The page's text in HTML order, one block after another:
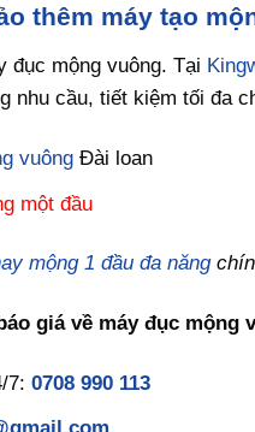
thêm máy tạo
đục mộng vuông. Tại
nhu cầu, tiết kiệm tối đa
vuôngĐài loan
một đầu
mộng 1 đầu đa năng
giá về máy đục mộng
7: 0708 990 113